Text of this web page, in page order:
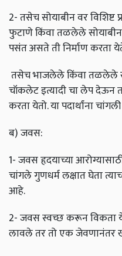
2- तसेच सोयाबीन वर विशिष्ट
फुटाणे किंवा तळलेले सोयाबीन
पसंत असते ती निर्माण करता
तसेच भाजलेले किंवा तळलेले
चॉकलेट इत्यादी चा लेप देऊन
करता येतो. या पदार्थांना
ब) जवस:
1- जवस हृदयाच्या
चांगले गुणधर्म लक्षात घेता
आहे.
2- जवस स्वच्छ करून विकता
लावले तर तो एक जेवणानंतर